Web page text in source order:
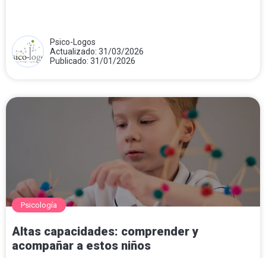
Psico-Logos
Actualizado: 31/03/2026
Publicado: 31/01/2026
Psicología
Altas capacidades: comprender y
acompañar a estos niños